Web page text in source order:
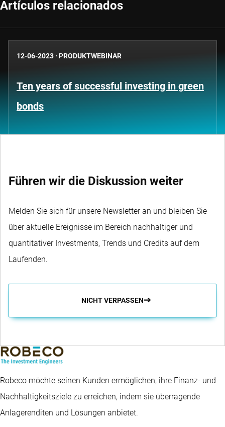
Artículos relacionados
12-06-2023 · PRODUKTWEBINAR
Ten years of successful investing in green
bonds
Führen wir die Diskussion weiter
Melden Sie sich für unsere Newsletter an und bleiben Sie
über aktuelle Ereignisse im Bereich nachhaltiger und
quantitativer Investments, Trends und Credits auf dem
Laufenden.
NICHT VERPASSEN
Robeco möchte seinen Kunden ermöglichen, ihre Finanz- und
Nachhaltigkeitsziele zu erreichen, indem sie überragende
Anlagerenditen und Lösungen anbietet.